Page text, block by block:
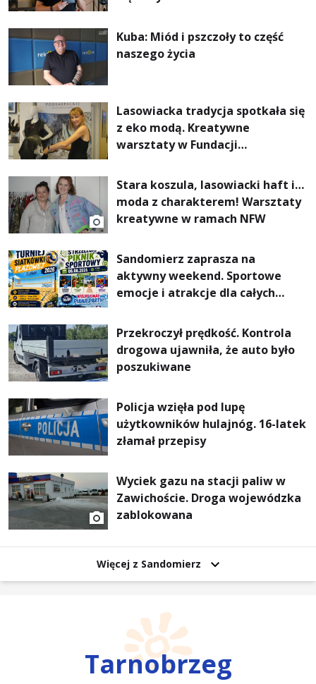
Kuba: Miód i pszczoły to część
naszego życia
Lasowiacka tradycja spotkała się
z eko modą. Kreatywne
warsztaty w Fundacji
Stara koszula, lasowiacki haft i…
moda z charakterem! Warsztaty
kreatywne w ramach NFW
Sandomierz zaprasza na
aktywny weekend. Sportowe
emocje i atrakcje dla całych
Przekroczył prędkość. Kontrola
drogowa ujawniła, że auto było
poszukiwane
Policja wzięła pod lupę
użytkowników hulajnóg. 16-latek
złamał przepisy
Wyciek gazu na stacji paliw w
Zawichoście. Droga wojewódzka
zablokowana
Więcej z Sandomierz
Tarnobrzeg